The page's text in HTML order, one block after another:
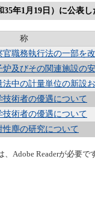
35年1月19日）に公表
称
官職務執行法の一部を
炉及びその関連施設の
法中の計量単位の新設
技術者の優遇について
技術者の優遇について
性塵の研究について
、Adobe Readerが必要で